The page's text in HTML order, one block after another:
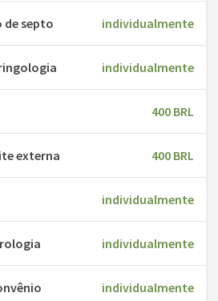
de septo individualmente
individualmente
400 BRL
externa 400 BRL
individualmente
individualmente
individualmente